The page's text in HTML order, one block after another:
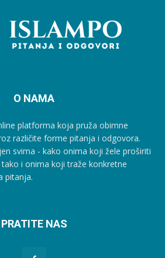
O NAMA
platforma koja pruža obimne
različite forme pitanja i odgovora.
svima - kako onima koji žele proširiti
i onima koji traže konkretne
pitanja.
PRATITE NAS